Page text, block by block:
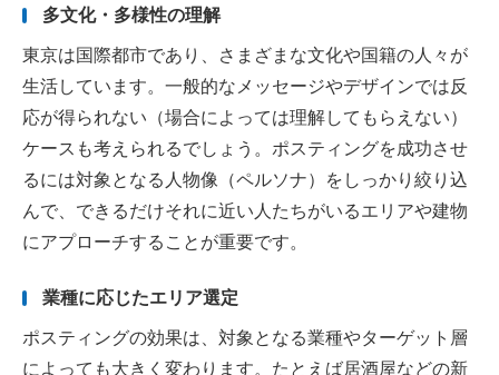
多文化・多様性の理解
東京は国際都市であり、さまざまな文化や国籍の人々が
生活しています。一般的なメッセージやデザインでは反
応が得られない（場合によっては理解してもらえない）
ケースも考えられるでしょう。ポスティングを成功させ
るには対象となる人物像（ペルソナ）をしっかり絞り込
んで、できるだけそれに近い人たちがいるエリアや建物
にアプローチすることが重要です。
業種に応じたエリア選定
ポスティングの効果は、対象となる業種やターゲット層
によっても大きく変わります。たとえば居酒屋などの新